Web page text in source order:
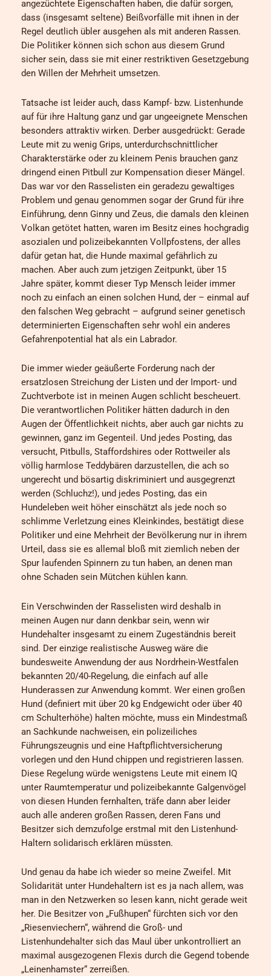
angezüchtete Eigenschaften haben, die dafür sorgen,
dass (insgesamt seltene) Beißvorfälle mit ihnen in der
Regel deutlich übler ausgehen als mit anderen Rassen.
Die Politiker können sich schon aus diesem Grund
sicher sein, dass sie mit einer restriktiven Gesetzgebung
den Willen der Mehrheit umsetzen.
Tatsache ist leider auch, dass Kampf- bzw. Listenhunde
auf für ihre Haltung ganz und gar ungeeignete Menschen
besonders attraktiv wirken. Derber ausgedrückt: Gerade
Leute mit zu wenig Grips, unterdurchschnittlicher
Charakterstärke oder zu kleinem Penis brauchen ganz
dringend einen Pitbull zur Kompensation dieser Mängel.
Das war vor den Rasselisten ein geradezu gewaltiges
Problem und genau genommen sogar der Grund für ihre
Einführung, denn Ginny und Zeus, die damals den kleinen
Volkan getötet hatten, waren im Besitz eines hochgradig
asozialen und polizeibekannten Vollpfostens, der alles
dafür getan hat, die Hunde maximal gefährlich zu
machen. Aber auch zum jetzigen Zeitpunkt, über 15
Jahre später, kommt dieser Typ Mensch leider immer
noch zu einfach an einen solchen Hund, der – einmal auf
den falschen Weg gebracht – aufgrund seiner genetisch
determinierten Eigenschaften sehr wohl ein anderes
Gefahrenpotential hat als ein Labrador.
Die immer wieder geäußerte Forderung nach der
ersatzlosen Streichung der Listen und der Import- und
Zuchtverbote ist in meinen Augen schlicht bescheuert.
Die verantwortlichen Politiker hätten dadurch in den
Augen der Öffentlichkeit nichts, aber auch gar nichts zu
gewinnen, ganz im Gegenteil. Und jedes Posting, das
versucht, Pitbulls, Staffordshires oder Rottweiler als
völlig harmlose Teddybären darzustellen, die ach so
ungerecht und bösartig diskriminiert und ausgegrenzt
werden (Schluchz!), und jedes Posting, das ein
Hundeleben weit höher einschätzt als jede noch so
schlimme Verletzung eines Kleinkindes, bestätigt diese
Politiker und eine Mehrheit der Bevölkerung nur in ihrem
Urteil, dass sie es allemal bloß mit ziemlich neben der
Spur laufenden Spinnern zu tun haben, an denen man
ohne Schaden sein Mütchen kühlen kann.
Ein Verschwinden der Rasselisten wird deshalb in
meinen Augen nur dann denkbar sein, wenn wir
Hundehalter insgesamt zu einem Zugeständnis bereit
sind. Der einzige realistische Ausweg wäre die
bundesweite Anwendung der aus Nordrhein-Westfalen
bekannten 20/40-Regelung, die einfach auf alle
Hunderassen zur Anwendung kommt. Wer einen großen
Hund (definiert mit über 20 kg Endgewicht oder über 40
cm Schulterhöhe) halten möchte, muss ein Mindestmaß
an Sachkunde nachweisen, ein polizeiliches
Führungszeugnis und eine Haftpflichtversicherung
vorlegen und den Hund chippen und registrieren lassen.
Diese Regelung würde wenigstens Leute mit einem IQ
unter Raumtemperatur und polizeibekannte Galgenvögel
von diesen Hunden fernhalten, träfe dann aber leider
auch alle anderen großen Rassen, deren Fans und
Besitzer sich demzufolge erstmal mit den Listenhund-
Haltern solidarisch erklären müssten.
Und genau da habe ich wieder so meine Zweifel. Mit
Solidarität unter Hundehaltern ist es ja nach allem, was
man in den Netzwerken so lesen kann, nicht gerade weit
her. Die Besitzer von „Fußhupen“ fürchten sich vor den
„Riesenviechern“, während die Groß- und
Listenhundehalter sich das Maul über unkontrolliert an
maximal ausgezogenen Flexis durch die Gegend tobende
„Leinenhamster“ zerreißen.